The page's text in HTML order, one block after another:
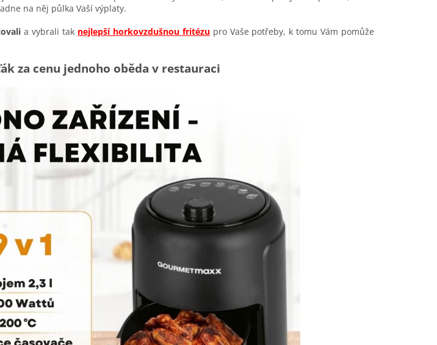
na něj půlka Vaší výplaty.
a vybrali tak nejlepší horkovzdušnou fritézupro Vaše potřeby, k tomu Vám pomůže
za cenu jednoho oběda v restauraci